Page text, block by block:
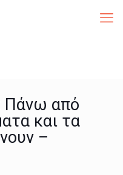
Πάνω από
και τα
–